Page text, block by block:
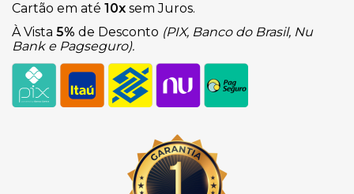
Cartão em até 10x sem Juros.
À Vista 5% de Desconto (PIX, Banco do Brasil, Nu
Bank e Pagseguro).